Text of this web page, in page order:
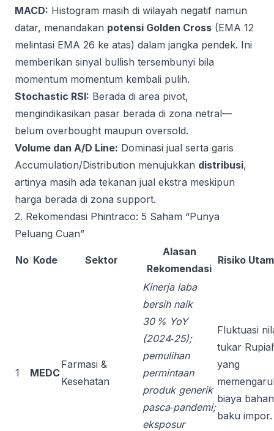
MACD: Histogram masih di wilayah negatif namun
datar, menandakan potensi Golden Cross (EMA 12
melintasi EMA 26 ke atas) dalam jangka pendek. Ini
memberikan sinyal bullish tersembunyi bila
momentum momentum kembali pulih.
Stochastic RSI: Berada di area pivot,
mengindikasikan pasar berada di zona netral—
belum overbought maupun oversold.
Volume dan A/D Line: Dominasi jual serta garis
Accumulation/Distribution menujukkan distribusi,
artinya masih ada tekanan jual ekstra meskipun
harga berada di zona support.
2. Rekomendasi Phintraco: 5 Saham “Punya
Peluang Cuan”
No Kode Sektor
Alasan
Rekomendasi
Risiko
1 MEDC
Farmasi &
Kesehatan
Kinerja laba
bersih naik
30 % YoY
(2024‑25);
pemulihan
permintaan
produk generik
pasca‑pandemi;
eksposur
Fluktuasi
tukar
yang
biaya bahan
baku impor.